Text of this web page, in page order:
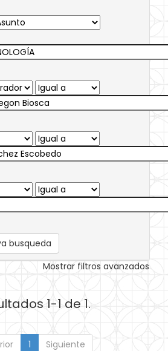
busqueda
Mostrar filtros avanzados
1-1 de 1.
1 Siguiente